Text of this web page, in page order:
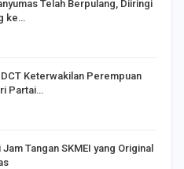
Telah Berpulang, Diiringi
ke…
DCT Keterwakilan Perempuan
Partai…
Tangan SKMEI yang Original